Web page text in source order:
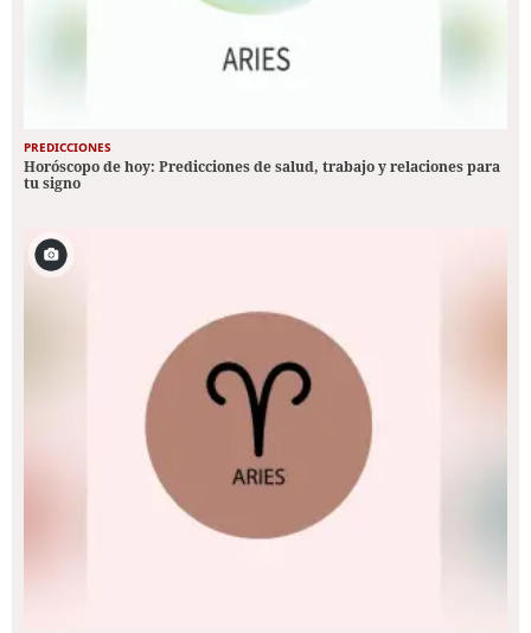
PREDICCIONES
Horóscopo de hoy: Predicciones de salud, trabajo y relaciones para
tu signo